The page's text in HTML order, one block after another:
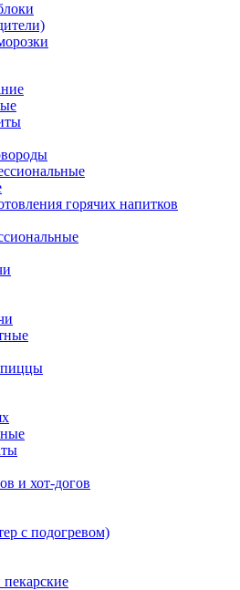
горячих напитков
пиццы
и хот-догов
с подогревом)